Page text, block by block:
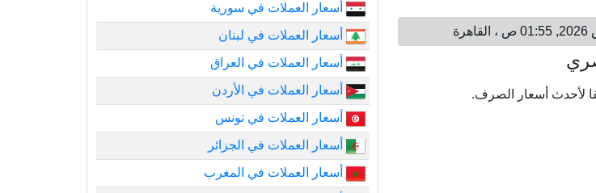
أسعار العملات في سورية
أسعار العملات في لبنان
أسعار العملات في العراق
أسعار العملات في الأردن
أسعار العملات في تونس
أسعار العملات في الجزائر
أسعار العملات في المغرب